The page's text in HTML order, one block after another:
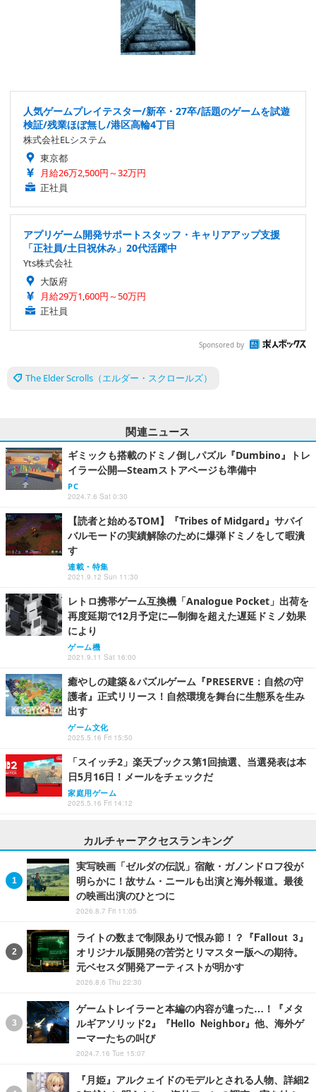
人気ゲームプレイテスター/新卒・27卒/話題のゲームを試遊
検証/残業ほぼ無し/港区高輪4丁目
株式会社ELシステム
東京都
月給26万2,500円～32万円
正社員
アプリゲーム開発サポートスタッフ・キャリアアップ支援
「正社員/土日祝休み」20代活躍中
Yts株式会社
大阪府
月給29万1,600円～50万円
正社員
Sponsored by
The Elder Scrolls（エルダー・スクロールズ）
関連ニュース
ギミックも搭載のドミノ倒しパズル『Dumbino』トレ
イラー公開―Steamストアページも準備中
PC
2024.7.6 Sat 0:30
【読者と始めるTOM】『Tribes of Midgard』サバイ
バルモードの実績解除のために爆弾ドミノをして暇潰
す
連載・特集
2021.9.12 Sun 11:30
レトロ携帯ゲーム互換機「Analogue Pocket」出荷を
再度延期で12月予定に―制御を超えた遅延ドミノ効果
により
ゲーム機
2021.9.11 Sat 16:00
癒やしの建築＆パズルゲーム『PRESERVE：自然の守
護者』正式リリース！自然環境を舞台に生態系を生み
出す
ゲーム文化
2025.5.16 Fri 15:50
「スイッチ2」楽天ブックス第1回抽選、当選発表は本
日5月16日！メールをチェックだ
家庭用ゲーム
2025.5.16 Fri 14:12
カルチャーアクセスランキング
実写映画「ゼルダの伝説」宿敵・ガノンドロフ役が
明らかに！故サム・ニールも出演と海外報道。最後
の映画出演のひとつに
2026.8.7 Fri 11:05
ライトの数まで制限ありで恨み節！？『Fallout 3』
オリジナル版開発の苦労とリマスター版への期待。
元ベセスダ開発アーティストが明かす
2026.8.6 Thu 22:30
ゲームトレイラーと本編の内容が違った…！『メタ
ルギアソリッド2』『Hello Neighbor』他、海外ゲ
ーマーたちの叫び
2024.7.16 Tue 15:07
『月姫』アルクェイドのモデルとされる人物、詳細2